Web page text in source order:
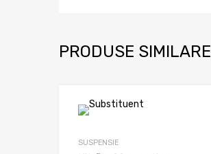
PRODUSE SIMILARE
SUSPENSIE